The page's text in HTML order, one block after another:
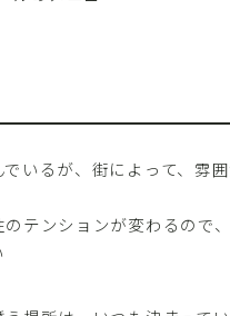
いるが、街によって、雰
テンションが変わるので